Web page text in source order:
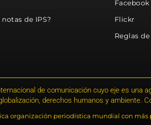
de IPS?
Facebook
Flickr
Reglas
de comunicación cuyo eje es una
derechos humanos y ambiente.
organización periodística mundial con más